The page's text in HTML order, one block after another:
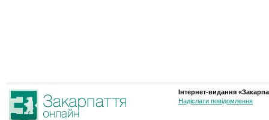
Інтернет-видання
Надіслати повідомлення